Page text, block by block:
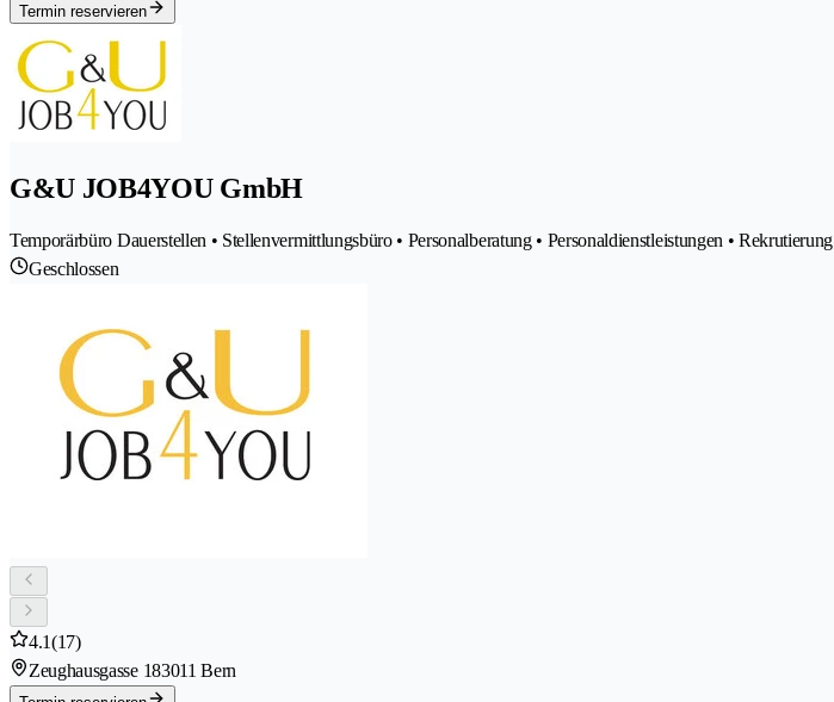
Termin reservieren
G&U JOB4YOU GmbH
Temporärbüro Dauerstellen • Stellenvermittlungsbüro • Personalberatung • Personaldienstleistungen • Rekrutierung
Geschlossen
4.1(17)
Zeughausgasse 183011 Bern